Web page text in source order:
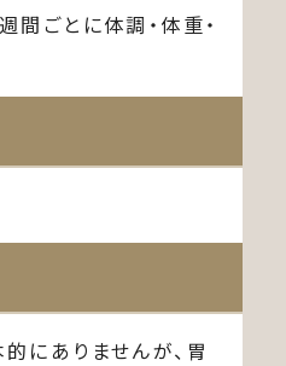
ごとに体調・体重・
にありませんが、胃